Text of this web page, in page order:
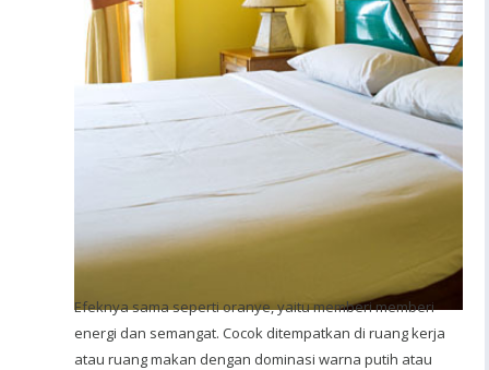
Efeknya sama seperti oranye, yaitu memberi memberi
energi dan semangat. Cocok ditempatkan di ruang kerja
atau ruang makan dengan dominasi warna putih atau